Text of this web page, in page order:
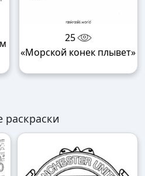
25
«Морской конек плывет»
раскраски